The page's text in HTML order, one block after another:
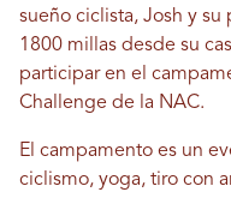
sueño ciclista, Josh y
1800 millas desde su
participar en el
Challenge de la NAC.
El campamento es un
ciclismo, yoga, tiro con